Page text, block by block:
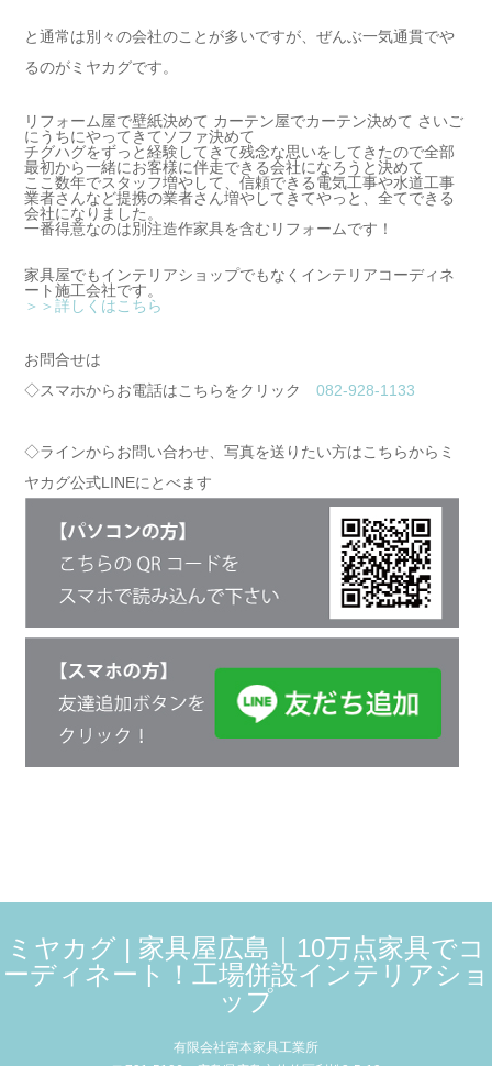
と通常は別々の会社のことが多いですが、ぜんぶ一気通貫でや
るのがミヤカグです。
リフォーム屋で壁紙決めて カーテン屋でカーテン決めて さいご
にうちにやってきてソファ決めて
チグハグをずっと経験してきて残念な思いをしてきたので全部
最初から一緒にお客様に伴走できる会社になろうと決めて
ここ数年でスタッフ増やして、信頼できる電気工事や水道工事
業者さんなど提携の業者さん増やしてきてやっと、全てできる
会社になりました。
一番得意なのは別注造作家具を含むリフォームです！
家具屋でもインテリアショップでもなくインテリアコーディネ
ート施工会社です。
＞＞詳しくはこちら
お問合せは
◇スマホからお電話はこちらをクリック 082-928-1133
◇ラインからお問い合わせ、写真を送りたい方はこちらからミ
ヤカグ公式LINEにとべます
ミヤカグ | 家具屋広島｜10万点家具でコ
ーディネート！工場併設インテリアショ
ップ
有限会社宮本家具工業所